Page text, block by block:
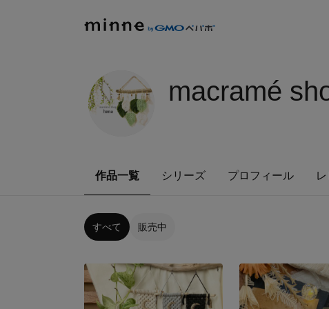
macramé
作品一覧 シリーズ プロフィール
すべて 販売中